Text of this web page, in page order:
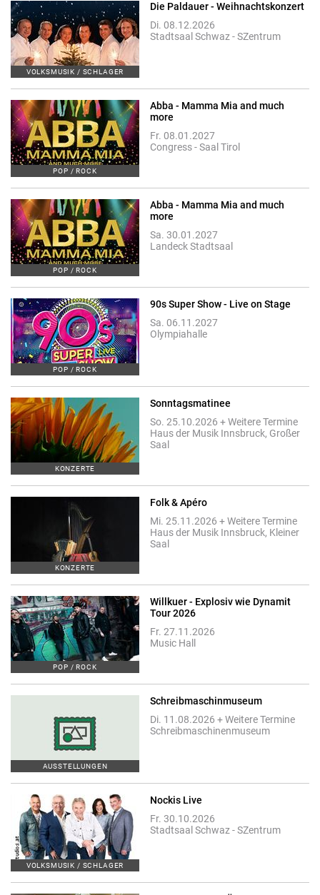
VOLKSMUSIK / SCHLAGER
Die Paldauer - Weihnachtskonzert
Di. 08.12.2026
Stadtsaal Schwaz - SZentrum
POP / ROCK
Abba - Mamma Mia and much
more
Fr. 08.01.2027
Congress - Saal Tirol
POP / ROCK
Abba - Mamma Mia and much
more
Sa. 30.01.2027
Landeck Stadtsaal
POP / ROCK
90s Super Show - Live on Stage
Sa. 06.11.2027
Olympiahalle
KONZERTE
Sonntagsmatinee
So. 25.10.2026 + Weitere Termine
Haus der Musik Innsbruck, Großer
Saal
KONZERTE
Folk & Apéro
Mi. 25.11.2026 + Weitere Termine
Haus der Musik Innsbruck, Kleiner
Saal
POP / ROCK
Willkuer - Explosiv wie Dynamit
Tour 2026
Fr. 27.11.2026
Music Hall
AUSSTELLUNGEN
Schreibmaschinmuseum
Di. 11.08.2026 + Weitere Termine
Schreibmaschinenmuseum
VOLKSMUSIK / SCHLAGER
Nockis Live
Fr. 30.10.2026
Stadtsaal Schwaz - SZentrum